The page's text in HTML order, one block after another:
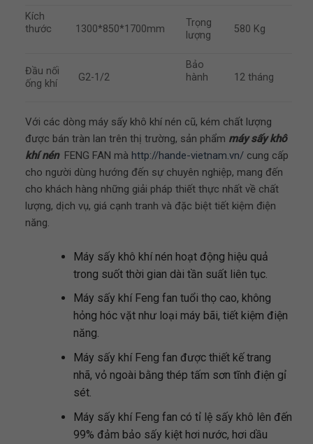
Kích
thước
1300*850*1700mm
Trọng
lượng
580 Kg
Đầu nối
ống khí
G2-1/2
Bảo
hành
12 tháng
Với các dòng máy sấy khô khí nén cũ, kém chất lượng
được bán tràn lan trên thị trường, sản phẩm máy sấy khô
khí nén FENG FAN mà http://hande-vietnam.vn/cung cấp
cho người dùng hướng đến sự chuyên nghiệp, mang đến
cho khách hàng những giải pháp thiết thực nhất về chất
lượng, dịch vụ, giá cạnh tranh và đặc biệt tiết kiệm điện
năng.
Máy sấy khô khí nén hoạt động hiệu quả
trong suốt thời gian dài tần suất liên tục.
Máy sấy khí Feng fan tuổi thọ cao, không
hỏng hóc vặt như loại máy bãi, tiết kiệm điện
năng.
Máy sấy khí Feng fan được thiết kế trang
nhã, vỏ ngoài bằng thép tấm sơn tĩnh điện gỉ
sét.
Máy sấy khí Feng fan có tỉ lệ sấy khô lên đến
99% đảm bảo sấy kiệt hơi nước, hơi dầu